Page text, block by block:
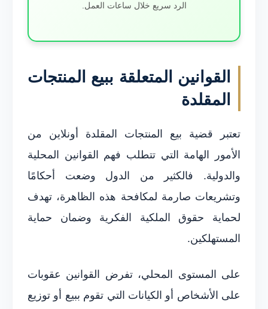
الرد سريع خلال ساعات العمل.
القوانين المتعلقة ببيع المنتجات
المقلدة
تعتبر قضية بيع المنتجات المقلدة أونلاين من
الأمور الهامة التي تتطلب فهم القوانين المحلية
والدولية. فالكثير من الدول وضعت أحكامًا
وتشريعات صارمة لمكافحة هذه الظاهرة، تهدف
لحماية حقوق الملكية الفكرية وضمان حماية
المستهلكين.
على المستوى المحلي، تفرض القوانين عقوبات
على الأشخاص أو الكيانات التي تقوم ببيع أو توزيع